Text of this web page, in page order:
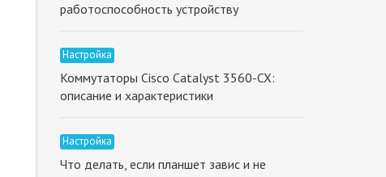
работоспособность устройству
Настройка
Коммутаторы Cisco Catalyst 3560-CX:
описание и характеристики
Настройка
Что делать, если планшет завис и не